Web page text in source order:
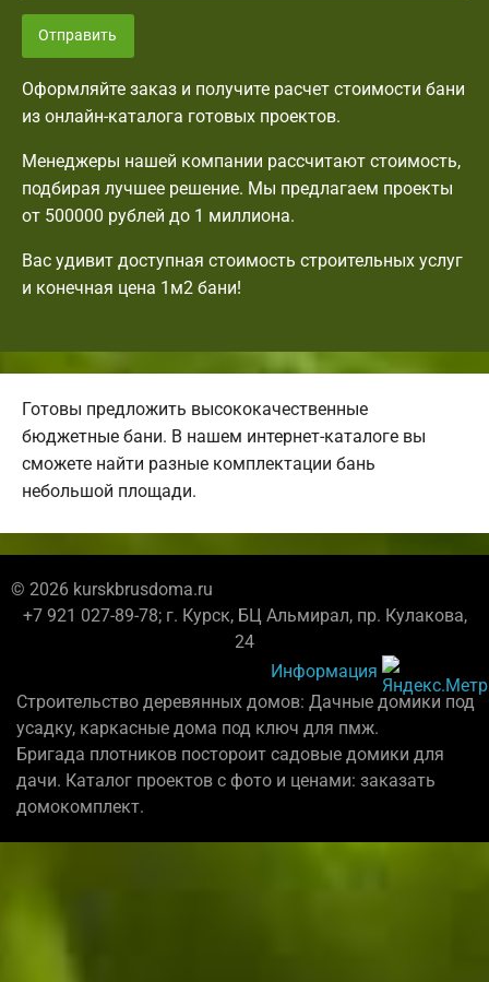
Отправить
Оформляйте заказ и получите расчет стоимости бани
из онлайн-каталога готовых проектов.
Менеджеры нашей компании рассчитают стоимость,
подбирая лучшее решение. Мы предлагаем проекты
от 500000 рублей до 1 миллиона.
Вас удивит доступная стоимость строительных услуг
и конечная цена 1м2 бани!
Готовы предложить высококачественные
бюджетные бани. В нашем интернет-каталоге вы
сможете найти разные комплектации бань
небольшой площади.
© 2026 kurskbrusdoma.ru
+7 921 027-89-78; г. Курск, БЦ Альмирал, пр. Кулакова,
24
Информация
Строительство деревянных домов: Дачные домики под
усадку, каркасные дома под ключ для пмж.
Бригада плотников постороит садовые домики для
дачи. Каталог проектов с фото и ценами: заказать
домокомплект.